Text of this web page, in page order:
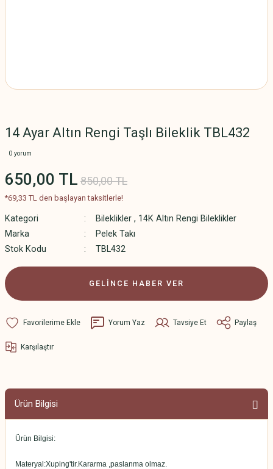
14 Ayar Altın Rengi Taşlı Bileklik TBL432
0 yorum
650,00 TL 850,00 TL
*69,33 TL den başlayan taksitlerle!
Kategori Bileklikler , 14K Altın Rengi Bileklikler
Marka
Pelek Takı
Stok Kodu
TBL432
GELİNCE HABER VER
Yorum Yaz Tavsiye Et Paylaş
Karşılaştır
Ürün Bilgisi
Ürün Bilgisi:
Materyal:Xuping'tir.Kararma ,paslanma olmaz.